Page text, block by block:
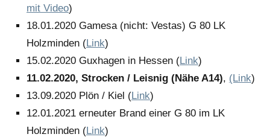
mit Video)
18.01.2020 Gamesa (nicht: Vestas) G 80 LK
Holzminden (Link)
15.02.2020 Guxhagen in Hessen (Link)
11.02.2020, Strocken / Leisnig (Nähe A14), (Link)
13.09.2020 Plön / Kiel (Link)
12.01.2021 erneuter Brand einer G 80 im LK
Holzminden (Link)